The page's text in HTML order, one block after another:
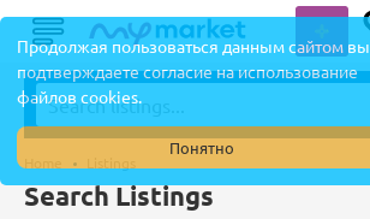
Продолжая пользоваться данным сайтом вы
подтверждаете согласие на использование
файлов cookies.
Понятно
Search Listings